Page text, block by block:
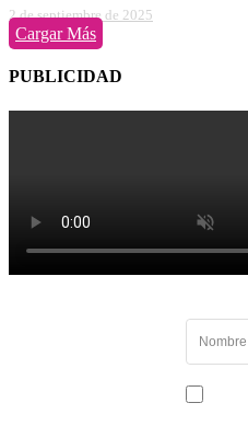
2 de septiembre de 2025
Cargar Más
PUBLICIDAD